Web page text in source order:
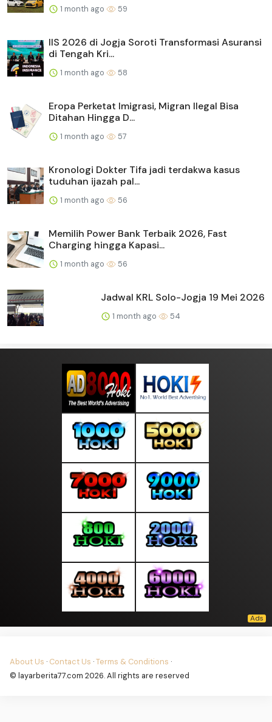
1 month ago 59
IIS 2026 di Jogja Soroti Transformasi Asuransi
di Tengah Kri...
1 month ago 58
Eropa Perketat Imigrasi, Migran Ilegal Bisa
Ditahan Hingga D...
1 month ago 57
Kronologi Dokter Tifa jadi terdakwa kasus
tuduhan ijazah pal...
1 month ago 56
Memilih Power Bank Terbaik 2026, Fast
Charging hingga Kapasi...
1 month ago 56
Jadwal KRL Solo-Jogja 19 Mei 2026
1 month ago 54
About Us · Contact Us ·Terms & Conditions ·
© layarberita77.com 2026. All rights are reserved